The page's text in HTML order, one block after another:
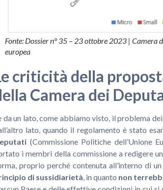
Fonte: Dossier n° 35 – 23 ottobre 2023 | Camera
europea
criticità della
Camera dei
da un lato, come abbiamo visto, il problema
lato, quando il regolamento è stato
(Commissione Politiche dell’Unione
i membri della commissione a redigere
proprio perché contenuta all’interno di
di sussidiarietà, in quanto non